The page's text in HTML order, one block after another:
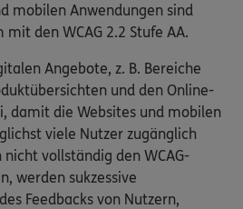
mobilen Anwendungen sind
den WCAG 2.2 Stufe AA.
Angebote, z. B. Bereiche
und den Online-
damit die Websites und mobilen
viele Nutzer zugänglich
vollständig den WCAG-
werden sukzessive
Feedbacks von Nutzern,